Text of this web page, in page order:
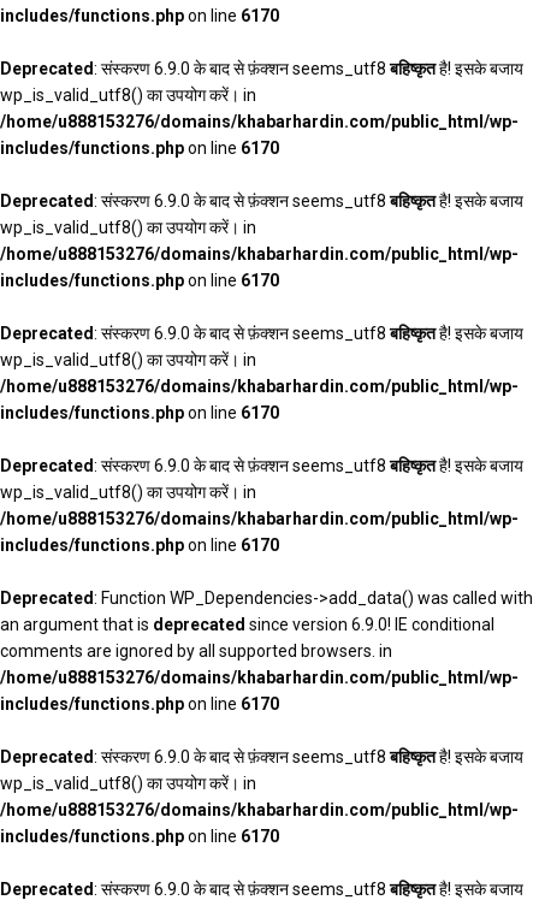
includes/functions.phpon line 6170
Deprecated: संस्करण 6.9.0 के बाद से फ़ंक्शन seems_utf8बहिष्कृतहै! इसके बजाय
wp_is_valid_utf8() का उपयोग करें। in
/home/u888153276/domains/khabarhardin.com/public_html/wp-
includes/functions.phpon line 6170
Deprecated: संस्करण 6.9.0 के बाद से फ़ंक्शन seems_utf8बहिष्कृतहै! इसके बजाय
wp_is_valid_utf8() का उपयोग करें। in
/home/u888153276/domains/khabarhardin.com/public_html/wp-
includes/functions.phpon line 6170
Deprecated: संस्करण 6.9.0 के बाद से फ़ंक्शन seems_utf8बहिष्कृतहै! इसके बजाय
wp_is_valid_utf8() का उपयोग करें। in
/home/u888153276/domains/khabarhardin.com/public_html/wp-
includes/functions.phpon line 6170
Deprecated: संस्करण 6.9.0 के बाद से फ़ंक्शन seems_utf8बहिष्कृतहै! इसके बजाय
wp_is_valid_utf8() का उपयोग करें। in
/home/u888153276/domains/khabarhardin.com/public_html/wp-
includes/functions.phpon line 6170
Deprecated: Function WP_Dependencies->add_data() was called with
an argument that is deprecated since version 6.9.0! IE conditional
comments are ignored by all supported browsers. in
/home/u888153276/domains/khabarhardin.com/public_html/wp-
includes/functions.phpon line 6170
Deprecated: संस्करण 6.9.0 के बाद से फ़ंक्शन seems_utf8बहिष्कृतहै! इसके बजाय
wp_is_valid_utf8() का उपयोग करें। in
/home/u888153276/domains/khabarhardin.com/public_html/wp-
includes/functions.phpon line 6170
Deprecated: संस्करण 6.9.0 के बाद से फ़ंक्शन seems_utf8बहिष्कृतहै! इसके बजाय